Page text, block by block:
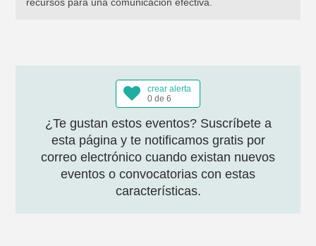
crear alerta
0 de 6
¿Te gustan estos eventos? Suscríbete a
esta página y te notificamos gratis por
correo electrónico cuando existan nuevos
eventos o convocatorias con estas
características.